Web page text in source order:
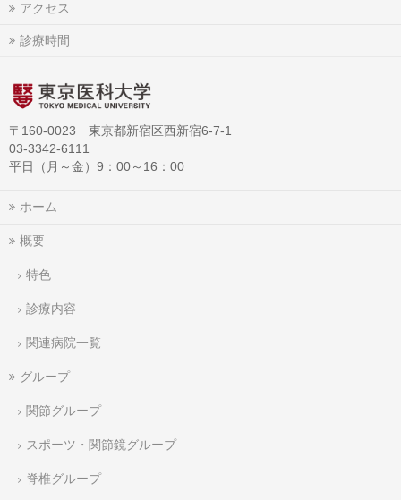
アクセス
診療時間
〒160-0023 東京都新宿区西新宿6-7-1
03-3342-6111
平日（月～金）9：00～16：00
ホーム
概要
特色
診療内容
関連病院一覧
グループ
関節グループ
スポーツ・関節鏡グループ
脊椎グループ